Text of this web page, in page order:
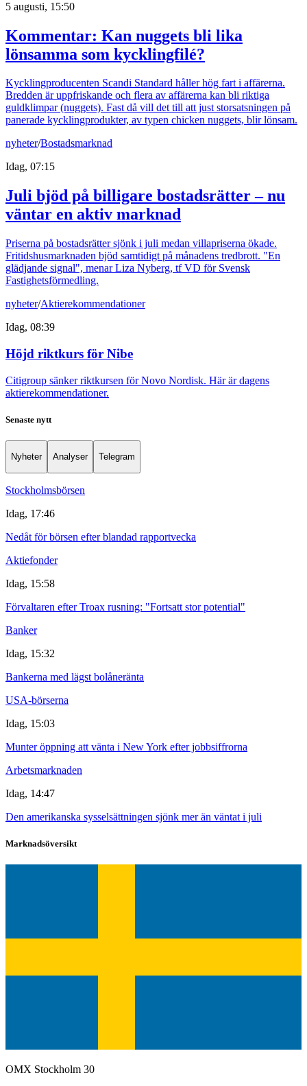
5 augusti, 15:50
Kommentar: Kan nuggets bli lika
lönsamma som kycklingfilé?
Kycklingproducenten Scandi Standard håller hög fart i affärerna.
Bredden är uppfriskande och flera av affärerna kan bli riktiga
guldklimpar (nuggets). Fast då vill det till att just storsatsningen på
panerade kycklingprodukter, av typen chicken nuggets, blir lönsam.
nyheter/Bostadsmarknad
Idag, 07:15
Juli bjöd på billigare bostadsrätter – nu
väntar en aktiv marknad
Priserna på bostadsrätter sjönk i juli medan villapriserna ökade.
Fritidshusmarknaden bjöd samtidigt på månadens tredbrott. "En
glädjande signal", menar Liza Nyberg, tf VD för Svensk
Fastighetsförmedling.
nyheter/Aktierekommendationer
Idag, 08:39
Höjd riktkurs för Nibe
Citigroup sänker riktkursen för Novo Nordisk. Här är dagens
aktierekommendationer.
Senaste nytt
Nyheter Analyser Telegram
Stockholmsbörsen
Idag, 17:46
Nedåt för börsen efter blandad rapportvecka
Aktiefonder
Idag, 15:58
Förvaltaren efter Troax rusning: "Fortsatt stor potential"
Banker
Idag, 15:32
Bankerna med lägst bolåneränta
USA-börserna
Idag, 15:03
Munter öppning att vänta i New York efter jobbsiffrorna
Arbetsmarknaden
Idag, 14:47
Den amerikanska sysselsättningen sjönk mer än väntat i juli
Marknadsöversikt
OMX Stockholm 30